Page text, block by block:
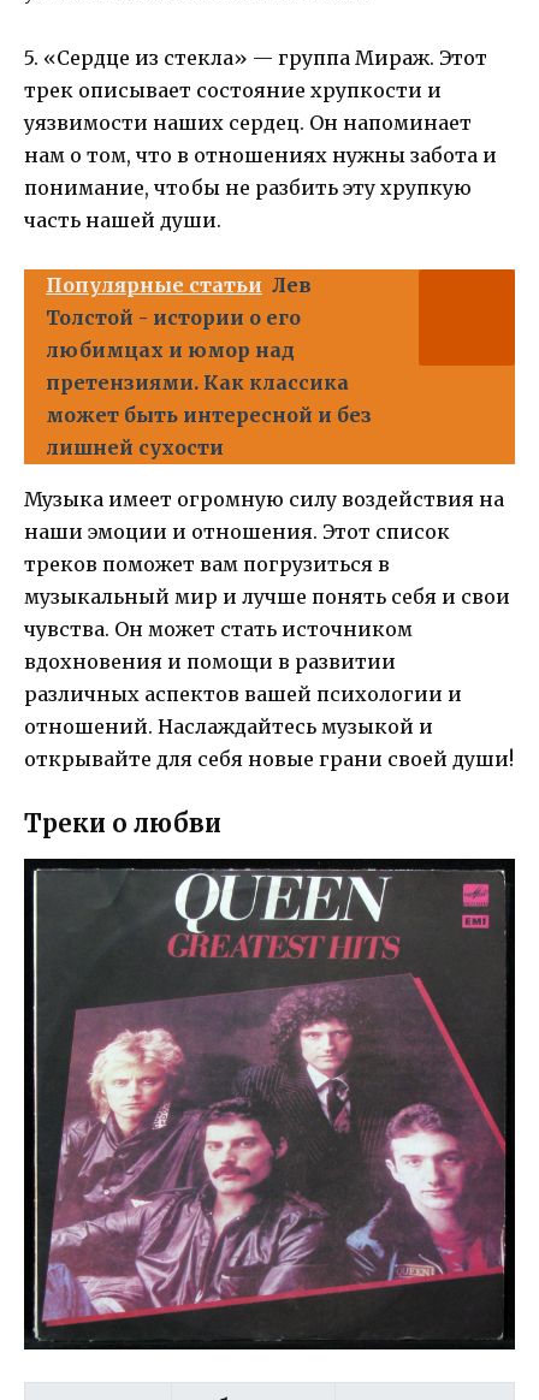
5. «Сердце из стекла» — группа Мираж. Этот
трек описывает состояние хрупкости и
уязвимости наших сердец. Он напоминает
нам о том, что в отношениях нужны забота и
понимание, чтобы не разбить эту хрупкую
часть нашей души.
Популярные статьи Лев
Толстой - истории о его
любимцах и юмор над
претензиями. Как классика
может быть интересной и без
лишней сухости
Музыка имеет огромную силу воздействия на
наши эмоции и отношения. Этот список
треков поможет вам погрузиться в
музыкальный мир и лучше понять себя и свои
чувства. Он может стать источником
вдохновения и помощи в развитии
различных аспектов вашей психологии и
отношений. Наслаждайтесь музыкой и
открывайте для себя новые грани своей души!
Треки о любви